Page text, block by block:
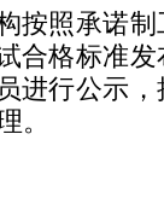
照承诺制
合格标准
进行公示